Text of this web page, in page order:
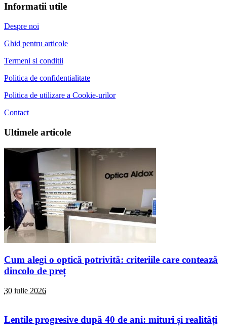
Informatii utile
Despre noi
Ghid pentru articole
Termeni si conditii
Politica de confidentialitate
Politica de utilizare a Cookie-urilor
Contact
Ultimele articole
Cum alegi o optică potrivită: criteriile care contează
dincolo de preț
30 iulie 2026
Lentile progresive după 40 de ani: mituri și realități